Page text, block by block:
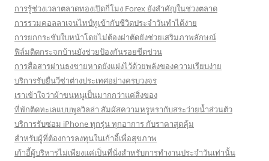
การรู้ช่วงเวลาตลาดทองเปิดกี่โมง Forex ยังสำคัญในช่วงตลาด
การรวมคอลลาเจนไทป์ทูเข้ากับชีวิตประจำวันทำได้ง่าย
การยกกระชับใบหน้าโดยไม่ต้องผ่าตัดยังช่วยเสริมภาพลักษณ์
ฟิล์มติดกระจกบ้านยังช่วยป้องกันรอยขีดข่วน
การสื่อสารผ่านธงชายหาดยังแฝงไว้ด้วยพลังของความเรียบง่าย
บริการรับยื่นวีซ่าต่างประเทศอย่างครบวงจร
เราเข้าใจว่าผ้าขนหนูเป็นมากกว่าแค่สิ่งของ
ที่พักติดทะเลแบบพูลวิลล่า สัมผัสความหรูหรากับสระว่ายน้ำส่วนตัว
บริการรับซ่อม iPhone ทุกรุ่น ทุกอาการ กับราคาสุดคุ้ม
สำหรับผู้ที่ต้องการลงทุนในเก้าอี้เพื่อสุขภาพ
เก้าอี้ผู้บริหารไม่เพียงแค่เป็นที่นั่งสำหรับการทำงานประจำวันเท่านั้น